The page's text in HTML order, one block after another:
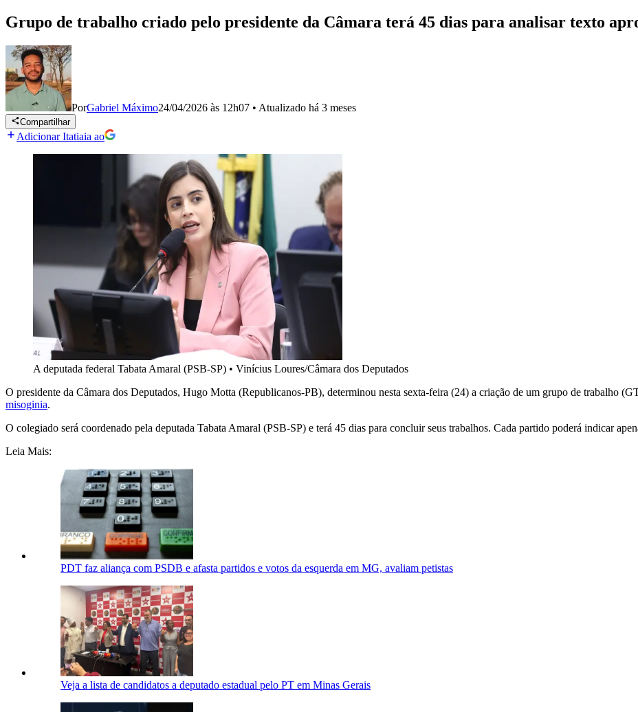
Grupo de trabalho criado pelo presidente da Câmara terá 45 dias para analisar texto
PorGabriel Máximo24/04/2026 às 12h07 • Atualizado há 3 meses
Compartilhar
Adicionar Itatiaia ao
A deputada federal Tabata Amaral (PSB-SP) • Vinícius Loures/Câmara dos Deputados
O presidente da Câmara dos Deputados, Hugo Motta (Republicanos-PB), determinou nesta sexta-feira (24) a criação de um grupo de trabalho
misoginia.
O colegiado será coordenado pela deputada Tabata Amaral (PSB-SP) e terá 45 dias para concluir seus trabalhos. Cada partido poderá indicar
Leia Mais:
PDT faz aliança com PSDB e afasta partidos e votos da esquerda em MG, avaliam petistas
Veja a lista de candidatos a deputado estadual pelo PT em Minas Gerais